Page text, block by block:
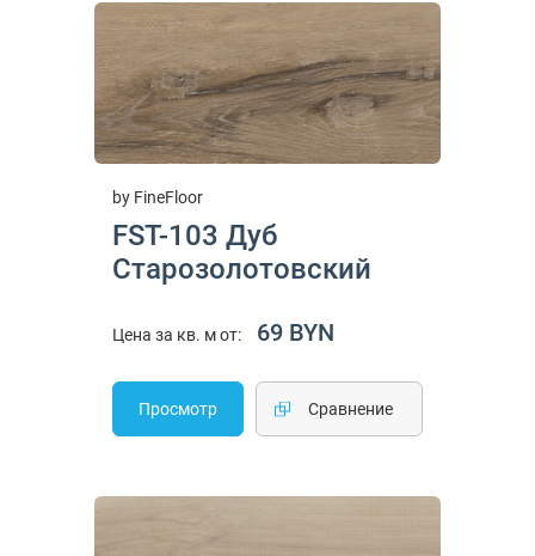
by FineFloor
FST-103 Дуб
Старозолотовский
Цена за кв. м от: 69 BYN
Просмотр Cравнение